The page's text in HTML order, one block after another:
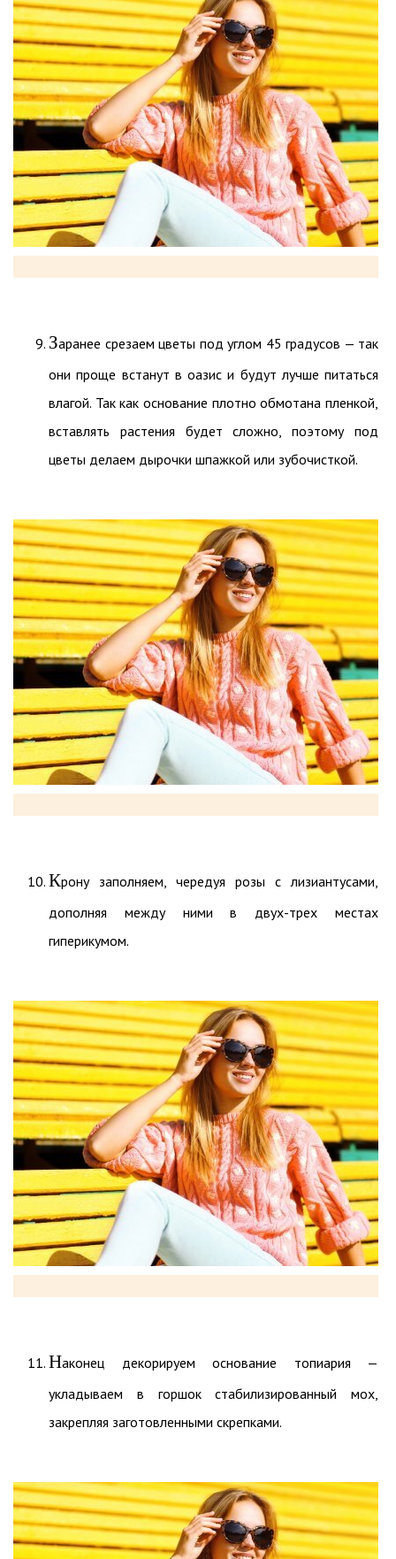
Заранее срезаем цветы под углом 45 градусов — так
они проще встанут в оазис и будут лучше питаться
влагой. Так как основание плотно обмотана пленкой,
вставлять растения будет сложно, поэтому под
цветы делаем дырочки шпажкой или зубочисткой.
Крону заполняем, чередуя розы с лизиантусами,
дополняя между ними в двух-трех местах
гиперикумом.
Наконец декорируем основание топиария —
укладываем в горшок стабилизированный мох,
закрепляя заготовленными скрепками.